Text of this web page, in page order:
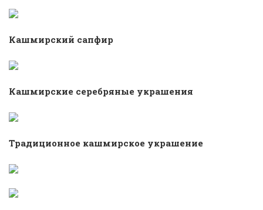
Кашмирский сапфир
Кашмирские серебряные украшения
Традиционное кашмирское украшение